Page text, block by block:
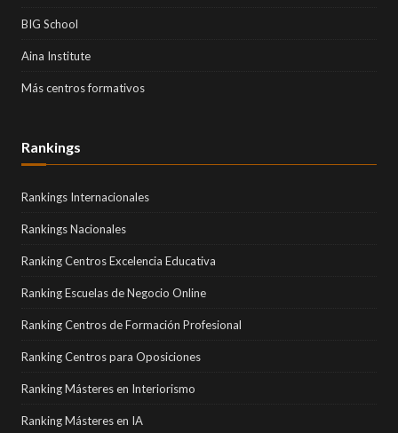
BIG School
Aina Institute
Más centros formativos
Rankings
Rankings Internacionales
Rankings Nacionales
Ranking Centros Excelencia Educativa
Ranking Escuelas de Negocio Online
Ranking Centros de Formación Profesional
Ranking Centros para Oposiciones
Ranking Másteres en Interiorismo
Ranking Másteres en IA